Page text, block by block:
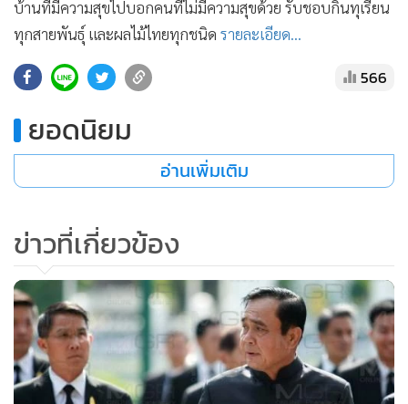
• อินโดจีน
•
กองทุนรวม
• Celeb Online
ญี่ปุ่น
• News1
• Gotomanager
บ้านที่มีความสุขไปบอกคนที่ไม่มีความสุขด้วย รับชอบกินทุเรียน
ทุกสายพันธุ์ และผลไม้ไทยทุกชนิด รายละเอียด...
566
ยอดนิยม
อ่านเพิ่มเติม
ข่าวที่เกี่ยวข้อง